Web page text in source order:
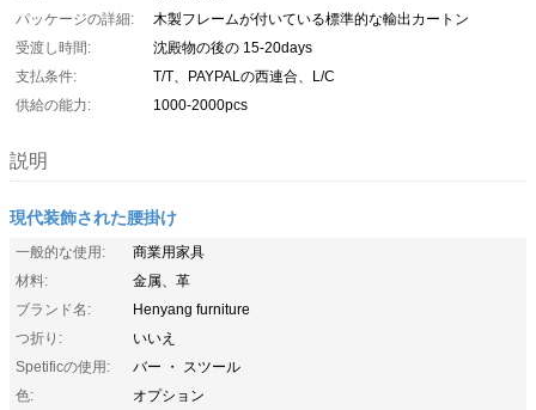
パッケージの詳細:
木製フレームが付いている標準的な輸出カートン
受渡し時間:
沈殿物の後の 15-20days
支払条件:
T/T、PAYPALの西連合、L/C
供給の能力:
1000-2000pcs
説明
現代装飾された腰掛け
一般的な使用:
商業用家具
材料:
金属、革
ブランド名:
Henyang furniture
つ折り:
いいえ
Spetificの使用:
バー ・ スツール
色:
オプション